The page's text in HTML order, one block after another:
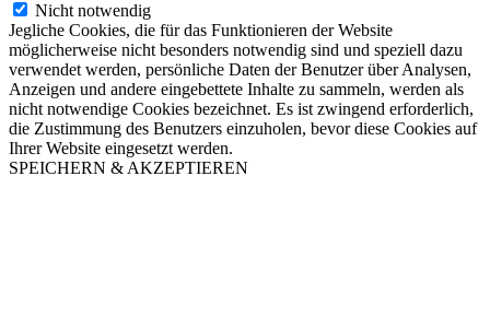
Nicht notwendig
Jegliche Cookies, die für das Funktionieren der Website
möglicherweise nicht besonders notwendig sind und speziell dazu
verwendet werden, persönliche Daten der Benutzer über Analysen,
Anzeigen und andere eingebettete Inhalte zu sammeln, werden als
nicht notwendige Cookies bezeichnet. Es ist zwingend erforderlich,
die Zustimmung des Benutzers einzuholen, bevor diese Cookies auf
Ihrer Website eingesetzt werden.
SPEICHERN & AKZEPTIEREN